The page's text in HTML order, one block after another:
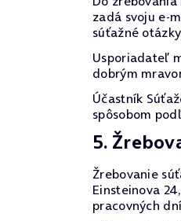
zadá svoju e-
súťažné
Usporiadateľ
dobrým
Účastník
spôsobom
5.
Žrebovanie
Einsteinova
pracovných